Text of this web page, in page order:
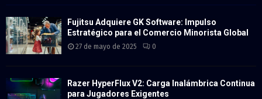
Fujitsu Adquiere GK Software: Impulso
Estratégico para el Comercio Minorista Global
27 de mayo de 2025 0
Razer HyperFlux V2: Carga Inalámbrica Continua
para Jugadores Exigentes